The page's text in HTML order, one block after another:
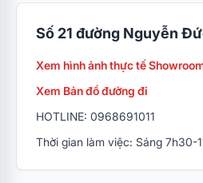
Số 21 đường Nguyễn
Xem hình ảnh thực tế
Xem Bản đồ đường đi
HOTLINE: 0968691011
Thời gian làm việc: Sáng 7h30-